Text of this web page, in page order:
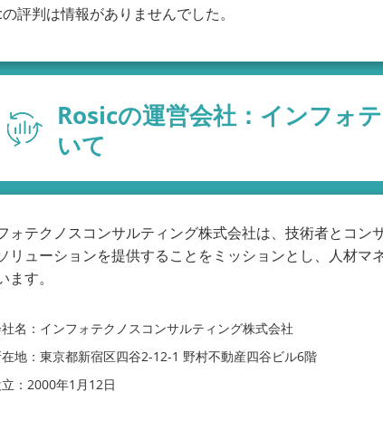
評判は情報がありませんでした。
Rosicの運営会社：インフォ
いて
ォテクノスコンサルティング株式会社は、技術者とコ
リューションを提供することをミッションとし、人材
ます。
名：インフォテクノスコンサルティング株式会社
地：東京都新宿区四谷2-12-1 野村不動産四谷ビル6階
：2000年1月12日